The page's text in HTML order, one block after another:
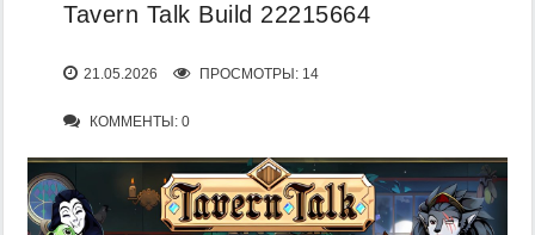
Tavern Talk Build 22215664
21.05.2026 ПРОСМОТРЫ: 14
КОММЕНТЫ: 0